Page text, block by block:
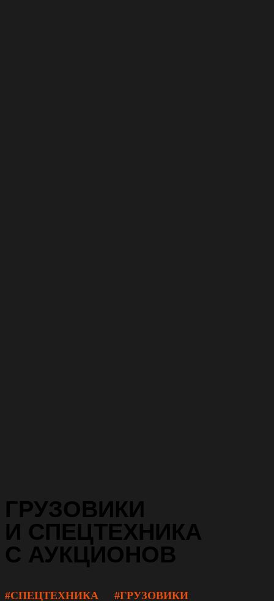
ГРУЗОВИКИ
И СПЕЦТЕХНИКА
С АУКЦИОНОВ
#СПЕЦТЕХНИКА #ГРУЗОВИКИ